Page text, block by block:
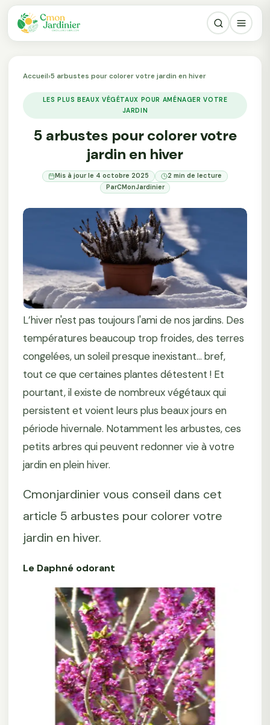
Accueil›5 arbustes pour colorer votre jardin en hiver
LES PLUS BEAUX VÉGÉTAUX POUR AMÉNAGER VOTRE
JARDIN
5 arbustes pour colorer votre
jardin en hiver
Mis à jour le 4 octobre 2025
2 min de lecture
ParCMonJardinier
L’hiver n'est pas toujours l'ami de nos jardins. Des
températures beaucoup trop froides, des terres
congelées, un soleil presque inexistant… bref,
tout ce que certaines plantes détestent ! Et
pourtant, il existe de nombreux végétaux qui
persistent et voient leurs plus beaux jours en
période hivernale. Notamment les arbustes, ces
petits arbres qui peuvent redonner vie à votre
jardin en plein hiver.
Cmonjardinier vous conseil dans cet
article 5 arbustes pour colorer votre
jardin en hiver.
Le Daphné odorant